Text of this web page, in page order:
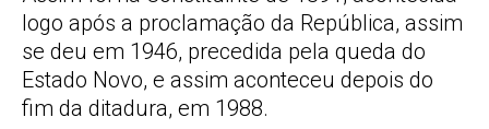
logo após a proclamação da República, assim
se deu em 1946, precedida pela queda do
Estado Novo, e assim aconteceu depois do
fim da ditadura, em 1988.